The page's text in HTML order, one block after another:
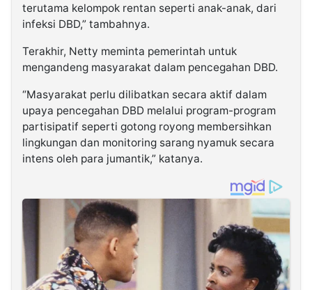
terutama kelompok rentan seperti anak-anak, dari
infeksi DBD,” tambahnya.
Terakhir, Netty meminta pemerintah untuk
mengandeng masyarakat dalam pencegahan DBD.
“Masyarakat perlu dilibatkan secara aktif dalam
upaya pencegahan DBD melalui program-program
partisipatif seperti gotong royong membersihkan
lingkungan dan monitoring sarang nyamuk secara
intens oleh para jumantik,” katanya.